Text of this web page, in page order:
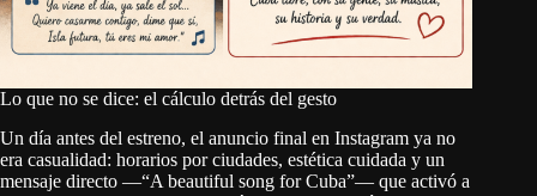
Lo que no se dice: el cálculo detrás del gesto
Un día antes del estreno, el anuncio final en Instagram ya no
era casualidad: horarios por ciudades, estética cuidada y un
mensaje directo —“A beautiful song for Cuba”— que activó a